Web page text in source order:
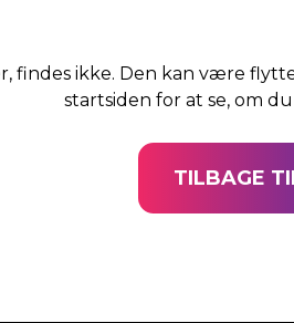
findes ikke. Den kan være
startsiden for at se, om
TILBAGE